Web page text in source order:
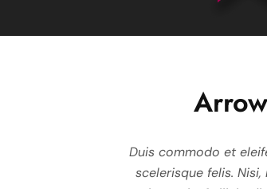
Duis commodo et eleifend auctor nunc,
scelerisque felis. Nisi, mauris, amet
enim
orci
Duis commodo et
scelerisque felis.